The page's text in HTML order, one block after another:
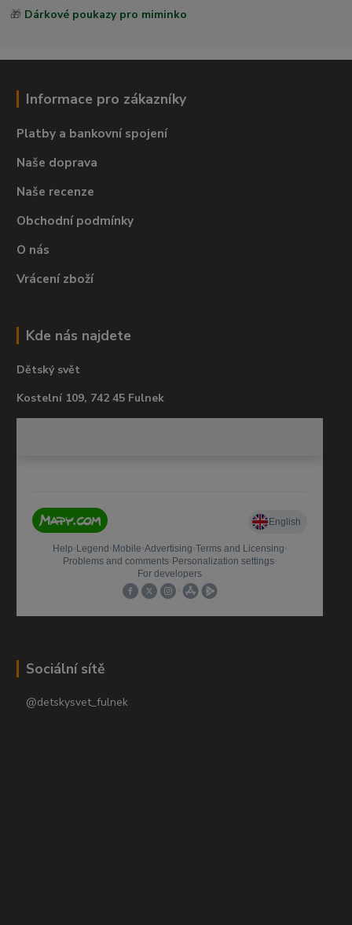
🎁 Dárkové poukazy pro miminko
Informace pro zákazníky
Platby a bankovní spojení
Naše doprava
Naše recenze
Obchodní podmínky
O nás
Vrácení zboží
Kde nás najdete
Dětský svět
Kostelní 109, 742 45 Fulnek
Sociální sítě
@detskysvet_fulnek